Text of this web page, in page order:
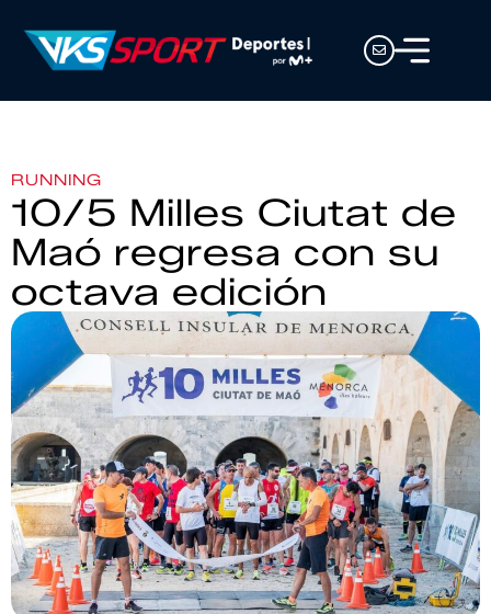
RUNNING
10/5 Milles Ciutat de
Maó regresa con su
octava edición